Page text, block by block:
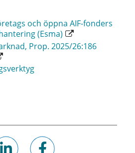
och öppna AIF-fonders
(Esma)
Prop. 2025/26:186